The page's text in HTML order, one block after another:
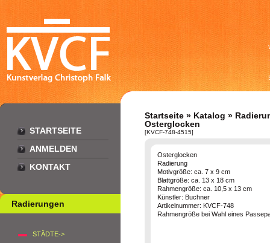
STARTSEITE
ANMELDEN
KONTAKT
Radierungen
STÄDTE->
Startseite » Katalog »
Osterglocken
[KVCF-748-4515]
Osterglocken
Radierung
Motivgröße: ca. 7 x 9 cm
Blattgröße: ca. 13 x 18 cm
Rahmengröße: ca. 10,5 x 13 cm
Künstler: Buchner
Artikelnummer: KVCF-748
Rahmengröße bei Wahl eines